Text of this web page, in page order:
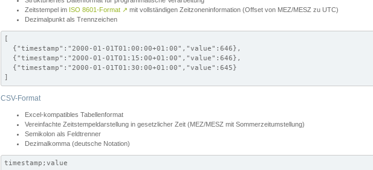
Zeitstempel im ISO 8601-Format ↗ mit vollständigen Zeitzoneninformation (Offset von MEZ/MESZ zu UTC)
Dezimalpunkt als Trennzeichen
[
  {"timestamp":"2000-01-01T01:00:00+01:00","value":646},
  {"timestamp":"2000-01-01T01:15:00+01:00","value":646},
  {"timestamp":"2000-01-01T01:30:00+01:00","value":645}
]
CSV-Format
Excel-kompatibles Tabellenformat
Vereinfachte Zeitstempeldarstellung in gesetzlicher Zeit (MEZ/MESZ mit Sommerzeitumstellung)
Semikolon als Feldtrenner
Dezimalkomma (deutsche Notation)
timestamp;value